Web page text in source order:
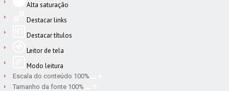
Alta saturação
Destacar links
Destacar títulos
Leitor de tela
Modo leitura
Escala do conteúdo 100%
Tamanho da fonte 100%